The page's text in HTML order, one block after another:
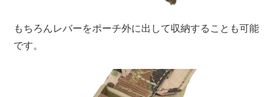
もちろんレバーをポーチ外に出して収納することも可能
です。